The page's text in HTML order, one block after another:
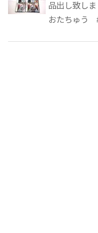
品出し致しま
おたちゅう